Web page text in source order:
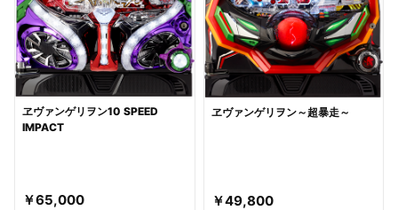
ヱヴァンゲリヲン10 SPEED
IMPACT
￥65,000
ヱヴァンゲリヲン～超暴走～
￥49,800